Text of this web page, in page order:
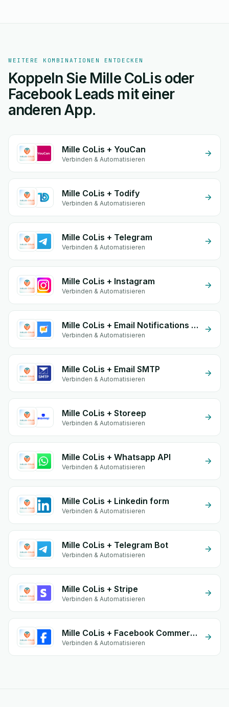
WEITERE KOMBINATIONEN ENTDECKEN
Koppeln Sie Mille CoLis oder
Facebook Leads mit einer
anderen App.
Mille CoLis + YouCan
Verbinden & Automatisieren
Mille CoLis + Todify
Verbinden & Automatisieren
Mille CoLis + Telegram
Verbinden & Automatisieren
Mille CoLis + Instagram
Verbinden & Automatisieren
Mille CoLis + Email Notifications by eGrow
Verbinden & Automatisieren
Mille CoLis + Email SMTP
Verbinden & Automatisieren
Mille CoLis + Storeep
Verbinden & Automatisieren
Mille CoLis + Whatsapp API
Verbinden & Automatisieren
Mille CoLis + Linkedin form
Verbinden & Automatisieren
Mille CoLis + Telegram Bot
Verbinden & Automatisieren
Mille CoLis + Stripe
Verbinden & Automatisieren
Mille CoLis + Facebook Commerce
Verbinden & Automatisieren